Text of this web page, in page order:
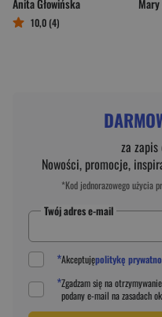
Anita Głowińska
10,0 (4)
za
Nowości, promocje,
*Kod jednorazowego użycia
Twój adres e-mail
*Akceptujępolitykę
*Zgadzam się na
podanye-mail na zasadach